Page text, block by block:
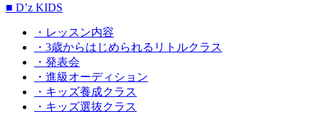
■ D’z KIDS
・レッスン内容
・3歳からはじめられるリトルクラス
・発表会
・進級オーディション
・キッズ養成クラス
・キッズ選抜クラス